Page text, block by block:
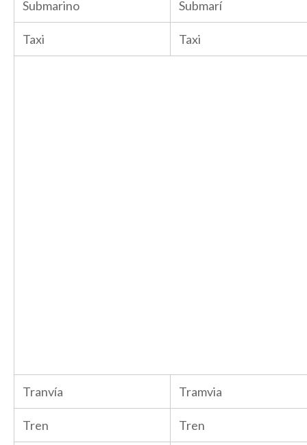
Submarino Submarí
Taxi Taxi
Tranvía Tramvia
Tren Tren